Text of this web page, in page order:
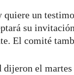
un
su
El comité
dijeron el